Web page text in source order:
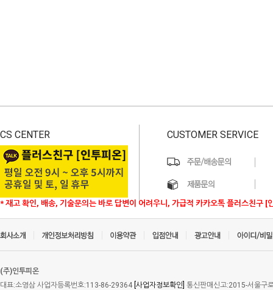
CS CENTER
* 재고 확인, 배송, 기술문의는 바로 답변이 어려우니, 가급적 카카오톡 플러스친구 [
CUSTOMER SERVICE
(주)인투피온
대표:소영삼 사업자등록번호:113-86-29364 [사업자정보확인] 통신판매신고:2015-서울구